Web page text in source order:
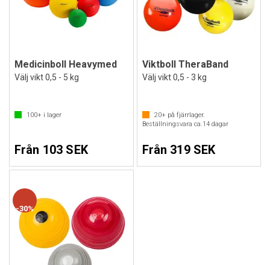
Medicinboll Heavymed
Välj vikt 0,5 - 5 kg
100+ i lager
Från 103 SEK
Viktboll TheraBand
Välj vikt 0,5 - 3 kg
20+på fjärrlager.
Beställningsvara ca.14dagar
Från 319 SEK
30%